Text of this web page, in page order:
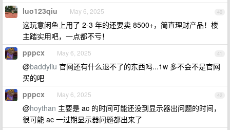
40
luo123qiu May 6, 2025
这玩意闲鱼上用了 2-3 年的还要卖 8500+，简直理财产品！楼
主踏实用吧，一点都不亏！
41
pppcx May 6, 2025
@baddyliu 官网还有什么退不了的东西吗...1w 多不会不是官网
买的吧
42
pppcx May 6, 2025
@hoythan 主要是 ac 的时间可能还没到显示器出问题的时间，
很可能 ac 一过期显示器问题都出来了